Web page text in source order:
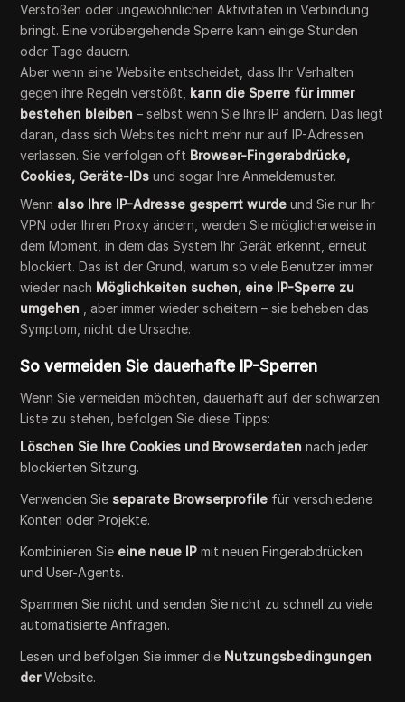
Verstößen oder ungewöhnlichen Aktivitäten in Verbindung
bringt. Eine vorübergehende Sperre kann einige Stunden
oder Tage dauern.
Aber wenn eine Website entscheidet, dass Ihr Verhalten
gegen ihre Regeln verstößt, kann die Sperre für immer
bestehen bleiben – selbst wenn Sie Ihre IP ändern. Das liegt
daran, dass sich Websites nicht mehr nur auf IP-Adressen
verlassen. Sie verfolgen oft Browser-Fingerabdrücke,
Cookies, Geräte-IDs und sogar Ihre Anmeldemuster.
Wenn also Ihre IP-Adresse gesperrt wurde und Sie nur Ihr
VPN oder Ihren Proxy ändern, werden Sie möglicherweise in
dem Moment, in dem das System Ihr Gerät erkennt, erneut
blockiert. Das ist der Grund, warum so viele Benutzer immer
wieder nach Möglichkeiten suchen, eine IP-Sperre zu
umgehen , aber immer wieder scheitern – sie beheben das
Symptom, nicht die Ursache.
So vermeiden Sie dauerhafte IP-Sperren
Wenn Sie vermeiden möchten, dauerhaft auf der schwarzen
Liste zu stehen, befolgen Sie diese Tipps:
Löschen Sie Ihre Cookies und Browserdaten nach jeder
blockierten Sitzung.
Verwenden Sie separate Browserprofile für verschiedene
Konten oder Projekte.
Kombinieren Sie eine neue IP mit neuen Fingerabdrücken
und User-Agents.
Spammen Sie nicht und senden Sie nicht zu schnell zu viele
automatisierte Anfragen.
Lesen und befolgen Sie immer die Nutzungsbedingungen
derWebsite.